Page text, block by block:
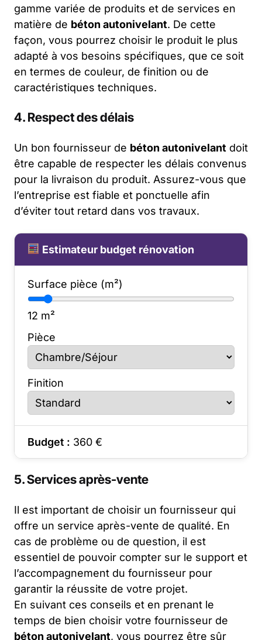
gamme variée de produits et de services en
matière de béton autonivelant. De cette
façon, vous pourrez choisir le produit le plus
adapté à vos besoins spécifiques, que ce soit
en termes de couleur, de finition ou de
caractéristiques techniques.
4. Respect des délais
Un bon fournisseur de béton autonivelant doit
être capable de respecter les délais convenus
pour la livraison du produit. Assurez-vous que
l’entreprise est fiable et ponctuelle afin
d’éviter tout retard dans vos travaux.
Estimateur budget rénovation
Surface pièce (m²)
12 m²
Pièce
Finition
Budget : 360 €
5. Services après-vente
Il est important de choisir un fournisseur qui
offre un service après-vente de qualité. En
cas de problème ou de question, il est
essentiel de pouvoir compter sur le support et
l’accompagnement du fournisseur pour
garantir la réussite de votre projet.
En suivant ces conseils et en prenant le
temps de bien choisir votre fournisseur de
béton autonivelant, vous pourrez être sûr